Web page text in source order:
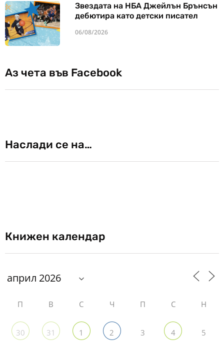
Звездата на НБА Джейлън Брънсън
дебютира като детски писател
06/08/2026
Аз чета във Facebook
Наслади се на…
Книжен календар
П В С Ч П С Н
30 31 1 2 3 4 5